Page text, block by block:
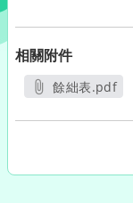
相關附件
餘絀表.pdf